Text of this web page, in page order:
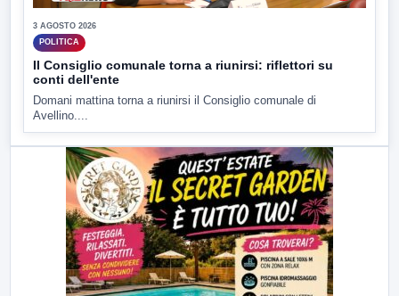
3 AGOSTO 2026
POLITICA
Il Consiglio comunale torna a riunirsi: riflettori su
conti dell'ente
Domani mattina torna a riunirsi il Consiglio comunale di
Avellino....